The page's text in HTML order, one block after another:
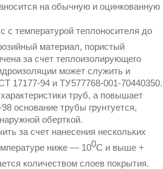
на обычную и оцинкованную
с температурой теплоносителя до
материал, пористый
за счет теплоизолирующего
может служить и
17177-94 и ТУ577768-001-70440350.
труб, а повышает
основание трубы грунтуется,
оберткой.
за счет нанесения нескольких
ниже — 100С и выше +
количеством слоев покрытия.